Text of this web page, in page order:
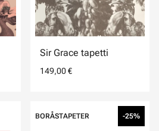
Sir Grace tapetti
149,00 €
BORÅSTAPETER -25%